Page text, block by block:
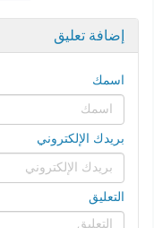
إضافة تعليق
اسمك
بريدك الإلكتروني
التعليق